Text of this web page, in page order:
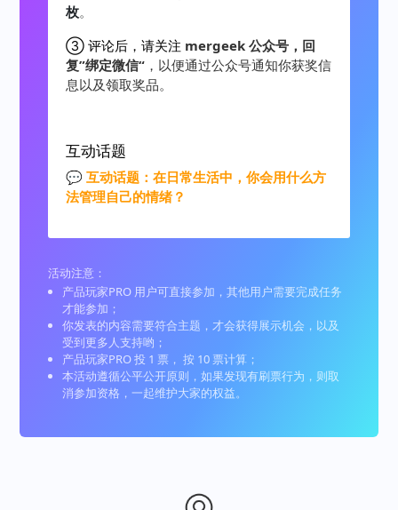
枚。
③ 评论后，请关注 mergeek 公众号，回
复”绑定微信“ ，以便通过公众号通知你获奖信
息以及领取奖品。
互动话题
💬互动话题：在日常生活中，你会用什么方
法管理自己的情绪？
活动注意：
产品玩家PRO 用户可直接参加，其他用户需要完成任务
才能参加；
你发表的内容需要符合主题，才会获得展示机会，以及
受到更多人支持哟；
产品玩家PRO 投 1 票， 按 10 票计算；
本活动遵循公平公开原则，如果发现有刷票行为，则取
消参加资格，一起维护大家的权益。